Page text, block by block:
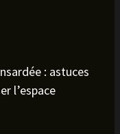
: astuces
l’espace